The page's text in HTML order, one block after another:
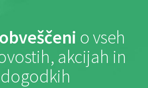
o vseh
akcijah in
dogodkih